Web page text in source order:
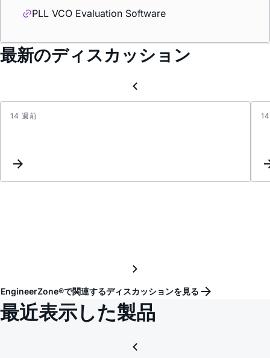
PLL VCO Evaluation Software
最新のディスカッション
14 週前
circuit
EngineerZone®で関連するディスカッションを見る
最近表示した製品